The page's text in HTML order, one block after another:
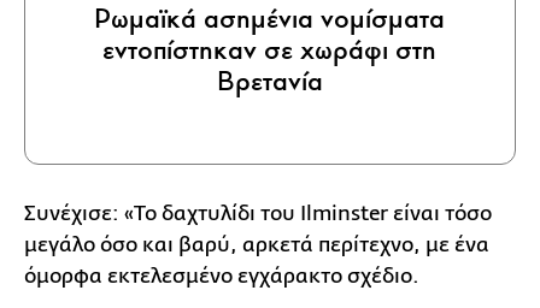
Ρωμαϊκά ασημένια νομίσματα
εντοπίστηκαν σε χωράφι στη
Βρετανία
Συνέχισε: «Το δαχτυλίδι του Ilminster είναι τόσο
μεγάλο όσο και βαρύ, αρκετά περίτεχνο, με ένα
όμορφα εκτελεσμένο εγχάρακτο σχέδιο.